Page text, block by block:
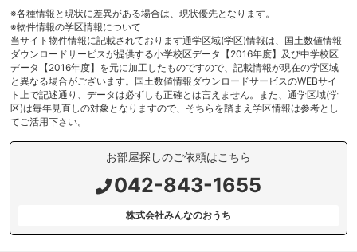
※各種情報と現状に差異がある場合は、現状優先となります。
※物件情報の学区情報について
当サイト物件情報に記載されております通学区域(学区)情報は、国土数値情報
ダウンロードサービスが提供する小学校区データ【2016年度】及び中学校区
データ【2016年度】を元に加工したものですので、記載情報が現在の学区域
と異なる場合がございます。国土数値情報ダウンロードサービスのWEBサイ
ト上で記述通り、データは必ずしも正確とは言えません。また、通学区域(学
区)は毎年見直しの対象となりますので、そちらを踏まえ学区情報は参考とし
てご活用下さい。
お部屋探しのご依頼はこちら
042-843-1655
株式会社みんなのおうち